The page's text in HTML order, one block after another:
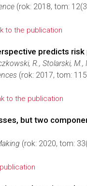
(rok: 2018, tom:
to the publication
predicts
R., Stolarski, M.,
(rok: 2017, tom:
to the publication
but two
(rok: 2020, tom: